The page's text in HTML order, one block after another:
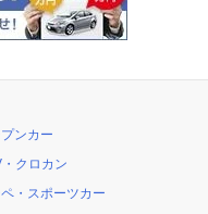
ンカー
クロカン
・スポーツカー